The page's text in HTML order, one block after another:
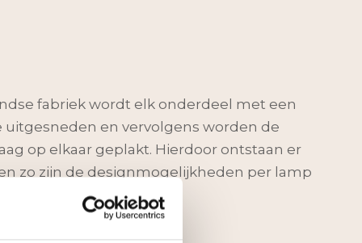
fabriek wordt elk onderdeel met een
en vervolgens worden de
op elkaar geplakt. Hierdoor ontstaan er
zo zijn de designmogelijkheden per lamp